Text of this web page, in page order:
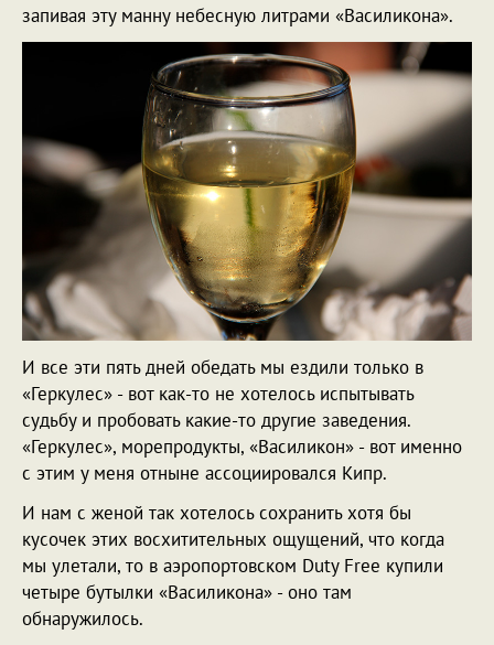
запивая эту манну небесную литрами «Василикона».
И все эти пять дней обедать мы ездили только в
«Геркулес» - вот как-то не хотелось испытывать
судьбу и пробовать какие-то другие заведения.
«Геркулес», морепродукты, «Василикон» - вот именно
с этим у меня отныне ассоциировался Кипр.
И нам с женой так хотелось сохранить хотя бы
кусочек этих восхитительных ощущений, что когда
мы улетали, то в аэропортовском Duty Free купили
четыре бутылки «Василикона» - оно там
обнаружилось.